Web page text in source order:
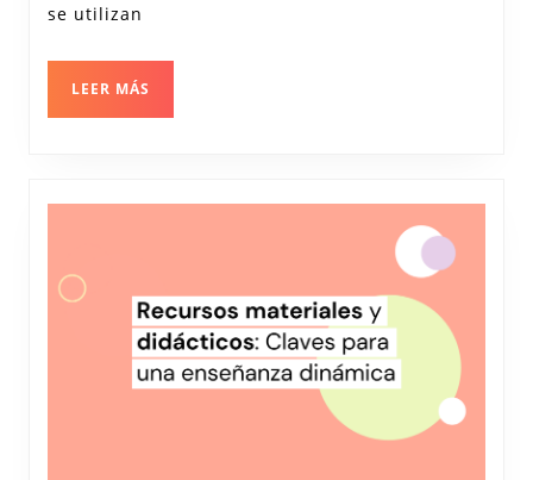
se utilizan
LEER MÁS